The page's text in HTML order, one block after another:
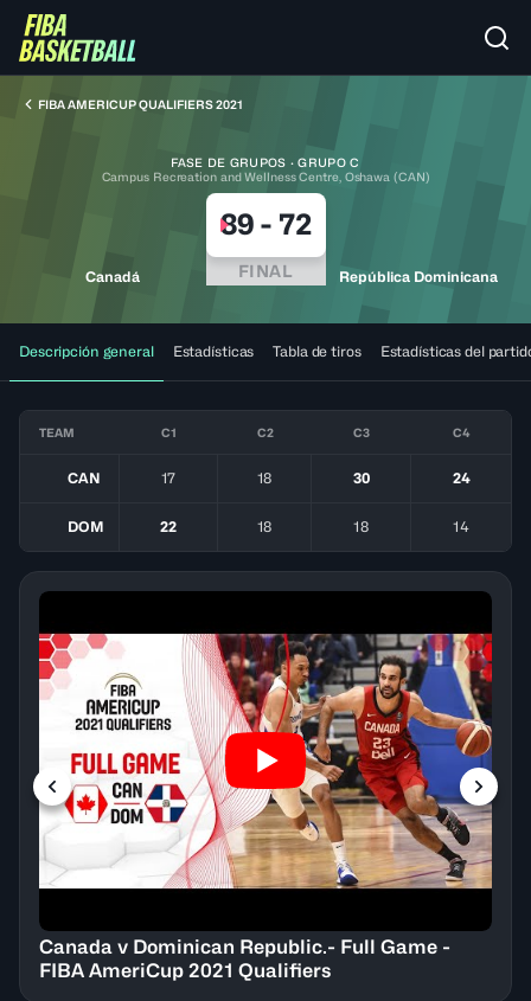
FIBA AMERICUP QUALIFIERS 2021
FASE DE GRUPOS · GRUPO C
Campus Recreation and Wellness Centre, Oshawa (CAN)
Canadá
89- 72
FINAL República Dominicana
Descripción general Estadísticas Tabla de tiros Estadísticas del
TEAM C1 C2 C3 C4
CAN 17 18 30 24
DOM 22 18 18 14
Canada v Dominican Republic.- Full Game -
FIBA AmeriCup 2021 Qualifiers